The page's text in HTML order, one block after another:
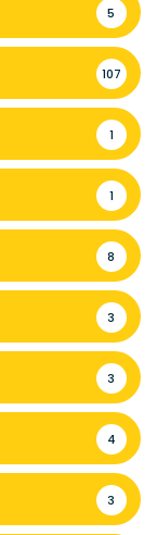
5
107
1
1
8
3
3
4
3